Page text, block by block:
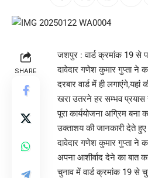
SHARE
जशपुर : वार्ड क्रमांक 19 से
दावेदार गणेश कुमार गुप्ता ने
दरबार वार्ड में ही
खरा उतरने हर सम्भव प्रयास
पूरा कार्ययोजना अग्रिम बना
उक्ताशय की जानकारी देते
दावेदार गणेश कुमार गुप्ता ने
अपना आशीर्वाद देने का बात
चुनाव में वार्ड क्रमांक 19 से